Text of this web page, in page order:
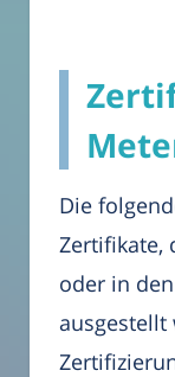
Die
Zertifikate,
oder in